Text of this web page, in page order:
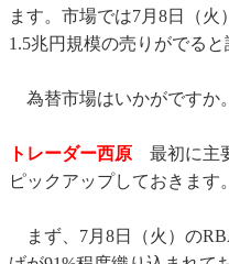
ます。市場では7月8日（
1.5兆円規模の売りがでると
為替市場はいかがですか。
トレーダー西原 最初に主
ピックアップしておきます。
まず、7月8日（火）の